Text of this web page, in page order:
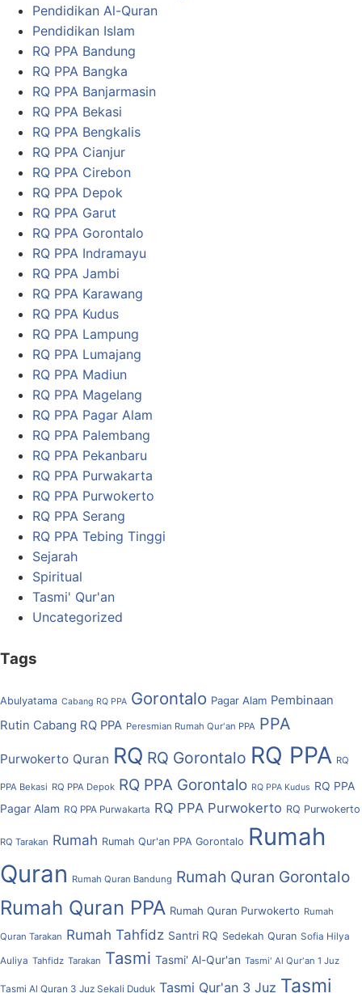
Pendidikan Al-Quran
Pendidikan Islam
RQ PPA Bandung
RQ PPA Bangka
RQ PPA Banjarmasin
RQ PPA Bekasi
RQ PPA Bengkalis
RQ PPA Cianjur
RQ PPA Cirebon
RQ PPA Depok
RQ PPA Garut
RQ PPA Gorontalo
RQ PPA Indramayu
RQ PPA Jambi
RQ PPA Karawang
RQ PPA Kudus
RQ PPA Lampung
RQ PPA Lumajang
RQ PPA Madiun
RQ PPA Magelang
RQ PPA Pagar Alam
RQ PPA Palembang
RQ PPA Pekanbaru
RQ PPA Purwakarta
RQ PPA Purwokerto
RQ PPA Serang
RQ PPA Tebing Tinggi
Sejarah
Spiritual
Tasmi' Qur'an
Uncategorized
Tags
Abulyatama Cabang RQ PPA Gorontalo Pagar Alam Pembinaan
Rutin Cabang RQ PPA Peresmian Rumah Qur'an PPA PPA
Purwokerto Quran RQ RQ Gorontalo RQ PPA RQ
PPA Bekasi RQ PPA Depok RQ PPA Gorontalo RQ PPA Kudus RQ PPA
Pagar Alam RQ PPA Purwakarta RQ PPA Purwokerto RQ Purwokerto
RQ Tarakan Rumah Rumah Qur'an PPA Gorontalo Rumah
Quran Rumah Quran Bandung Rumah Quran Gorontalo
Rumah Quran PPA Rumah Quran Purwokerto Rumah
Quran Tarakan Rumah Tahfidz Santri RQ Sedekah Quran Sofia Hilya
Auliya Tahfidz Tarakan Tasmi Tasmi' Al-Qur'an Tasmi' Al Qur'an 1 Juz
Tasmi Al Quran 3 Juz Sekali Duduk Tasmi Qur'an 3 Juz Tasmi